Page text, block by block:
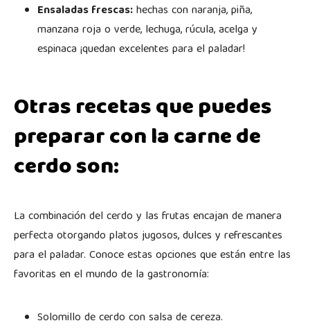
Ensaladas frescas:hechas con naranja, piña,
manzana roja o verde, lechuga, rúcula, acelga y
espinaca ¡quedan excelentes para el paladar!
Otras recetas que puedes
preparar con la carne de
cerdo son:
La combinación del cerdo y las frutas encajan de manera
perfecta otorgando platos jugosos, dulces y refrescantes
para el paladar. Conoce estas opciones que están entre las
favoritas en el mundo de la gastronomía:
Solomillo de cerdo con salsa de cereza.